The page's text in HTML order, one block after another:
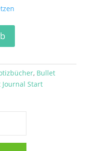
, Bullet
Journal Start